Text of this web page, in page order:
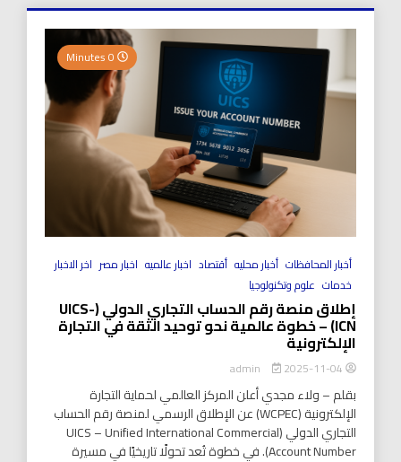
أخبار المحافظات أخبار محليه أقتصاد اخبار عالميه اخبار مصر اخر الاخبار
خدمات علوم وتكنولوجيا
إطلاق منصة رقم الحساب التجاري الدولي (UICS-
ICN) – خطوة عالمية نحو توحيد الثقة في التجارة
الإلكترونية
2025-11-04
بقلم – ولاء مجدي أعلن المركز العالمي لحماية التجارة
الإلكترونية (WCPEC) عن الإطلاق الرسمي لمنصة رقم الحساب
التجاري الدولي (UICS – Unified International Commercial
Account Number). في خطوة تُعد تحولًا تاريخيًا في مسيرة